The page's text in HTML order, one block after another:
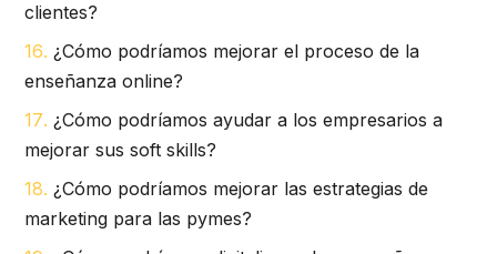
clientes?
¿Cómo podríamos mejorar el proceso de la
enseñanza online?
¿Cómo podríamos ayudar a los empresarios a
mejorar sus soft skills?
¿Cómo podríamos mejorar las estrategias de
marketing para las pymes?